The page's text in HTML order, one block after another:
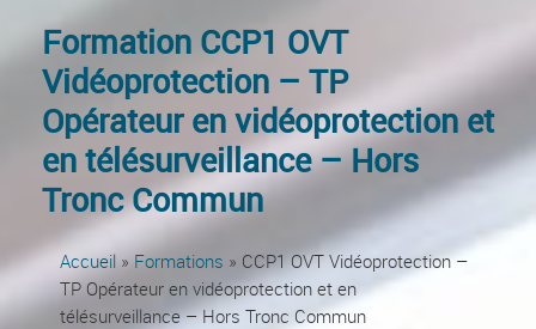
Formation CCP1 OVT
Vidéoprotection – TP
Opérateur en vidéoprotection et
en télésurveillance – Hors
Tronc Commun
Accueil » Formations » CCP1 OVT Vidéoprotection –
TP Opérateur en vidéoprotection et en
télésurveillance – Hors Tronc Commun